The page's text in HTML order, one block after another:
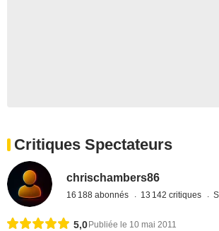
Critiques Spectateurs
chrischambers86
16 188 abonnés 13 142 critiques
5,0Publiée le 10 mai 2011